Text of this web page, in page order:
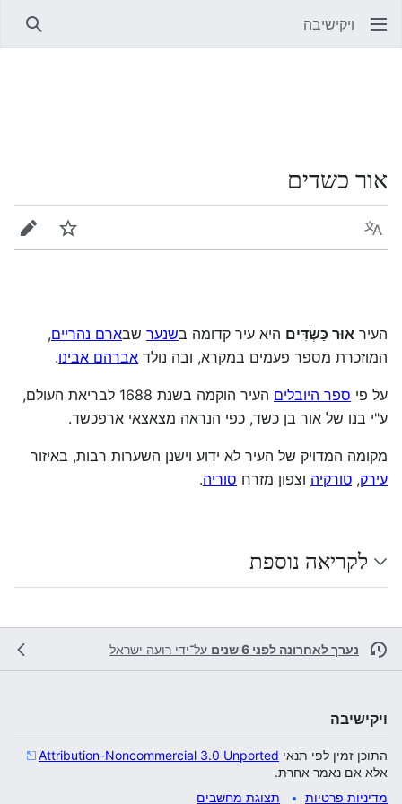
ויקישיבה
אור כשדים
שפה מעקב
העיר אוּר כַּשְׂדִּים היא עיר קדומה בשנער שבארם נהריים,
המוזכרת מספר פעמים במקרא, ובה נולד אברהם אבינו.
על פי ספר היובלים
העיר הוקמה בשנת 1688 לבריאת העולם,
ע"י בנו של אור בן כשד, כפי הנראה מצאצאי ארפכשד.
מקומה המדויק של העיר לא ידוע וישנן השערות רבות, באיזור
עירק, טורקיה וצפון מזרח סוריה.
לקריאה נוספת
נערך לאחרונה לפני 6 שנים על־ידי רועה ישראל
ויקישיבה
התוכן זמין לפי תנאי Attribution-Noncommercial 3.0 Unported
אלא אם נאמר אחרת.
מדיניות פרטיות
תצוגת מחשבים